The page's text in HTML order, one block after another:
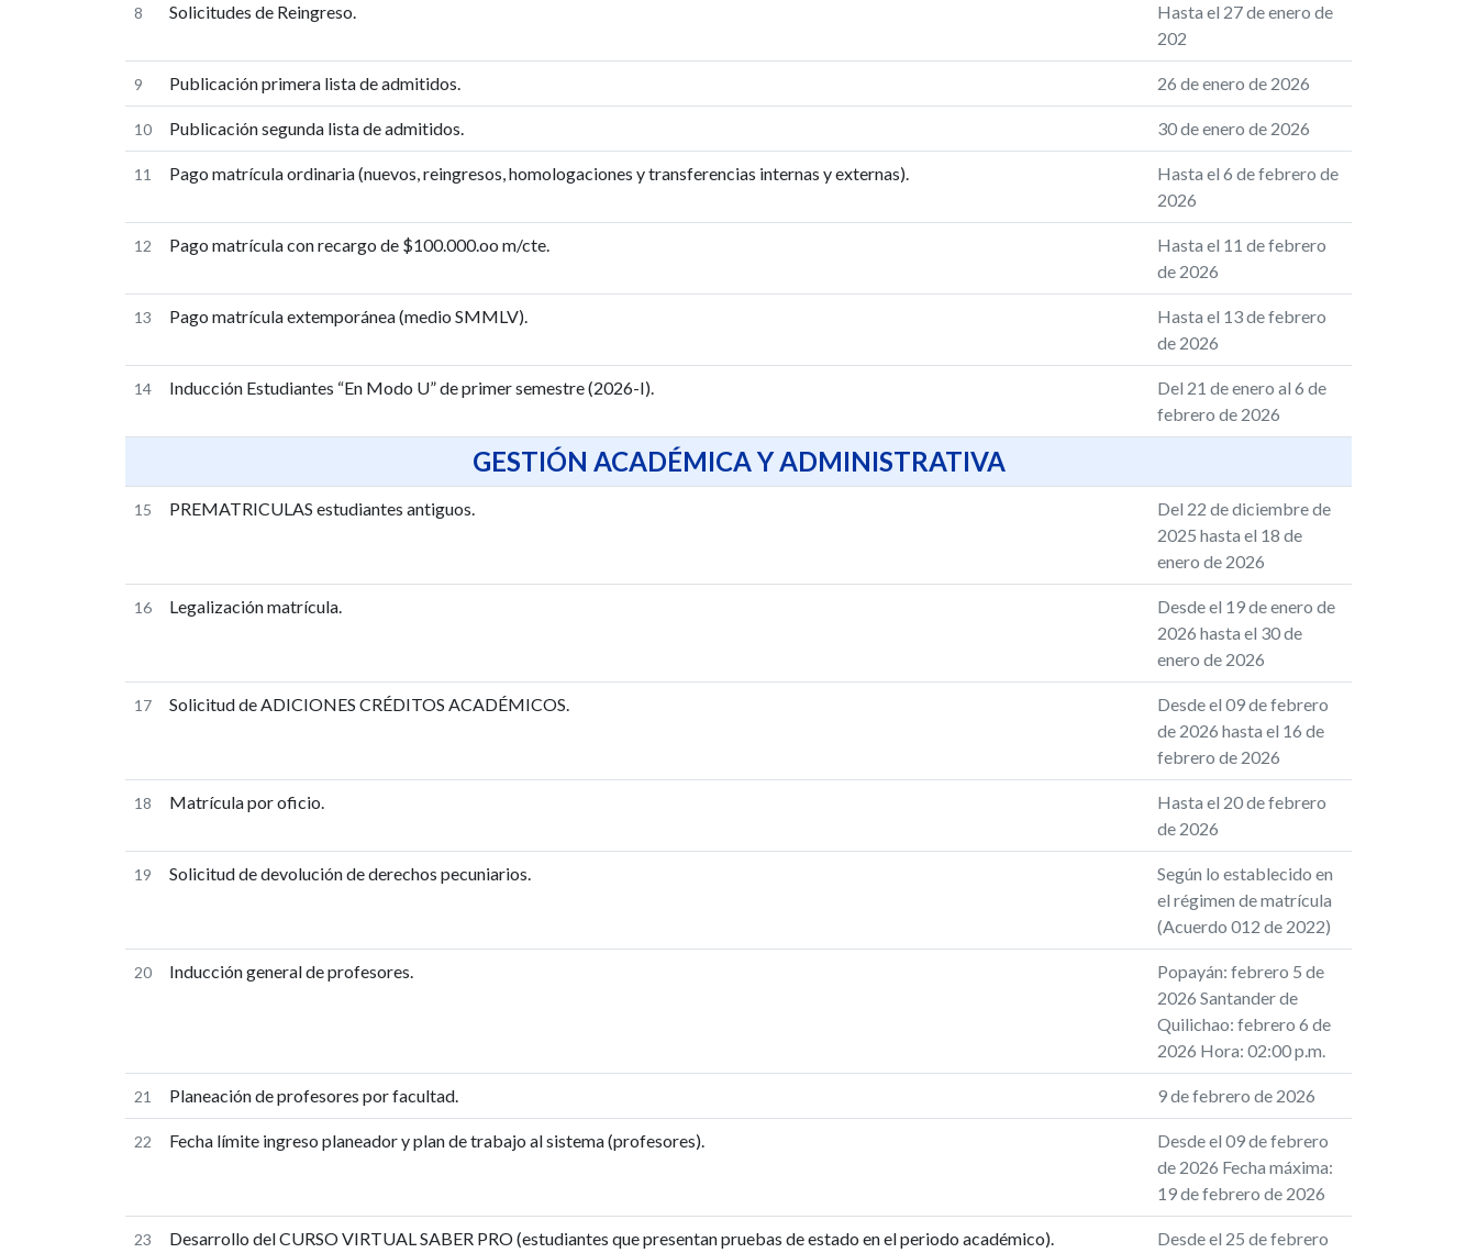
8 Solicitudes de Reingreso.
Hasta el 27 de enero de
202
9 Publicación primera lista de admitidos. 26 de enero de 2026
10 Publicación segunda lista de admitidos. 30 de enero de 2026
11 Pago matrícula ordinaria (nuevos, reingresos, homologaciones y transferencias internas y externas).
Hasta el 6 de febrero de
2026
12 Pago matrícula con recargo de $100.000.oo m/cte.
Hasta el 11 de febrero
de 2026
13 Pago matrícula extemporánea (medio SMMLV).
Hasta el 13 de febrero
de 2026
14 Inducción Estudiantes “En Modo U” de primer semestre (2026-I).
Del 21 de enero al 6 de
febrero de 2026
GESTIÓN ACADÉMICA Y ADMINISTRATIVA
15 PREMATRICULAS estudiantes antiguos.
Del 22 de diciembre de
2025 hasta el 18 de
enero de 2026
16 Legalización matrícula.
Desde el 19 de enero de
2026 hasta el 30 de
enero de 2026
17 Solicitud de ADICIONES CRÉDITOS ACADÉMICOS.
Desde el 09 de febrero
de 2026 hasta el 16 de
febrero de 2026
18 Matrícula por oficio.
Hasta el 20 de febrero
de 2026
19 Solicitud de devolución de derechos pecuniarios.
Según lo establecido en
el régimen de matrícula
(Acuerdo 012 de 2022)
20 Inducción general de profesores.
Popayán: febrero 5 de
2026 Santander de
Quilichao: febrero 6 de
2026 Hora: 02:00 p.m.
21 Planeación de profesores por facultad. 9 de febrero de 2026
22 Fecha límite ingreso planeador y plan de trabajo al sistema (profesores).
Desde el 09 de febrero
de 2026 Fecha máxima:
19 de febrero de 2026
23 Desarrollo del CURSO VIRTUAL SABER PRO (estudiantes que presentan pruebas de estado en el periodo académico).
Desde el 25 de febrero